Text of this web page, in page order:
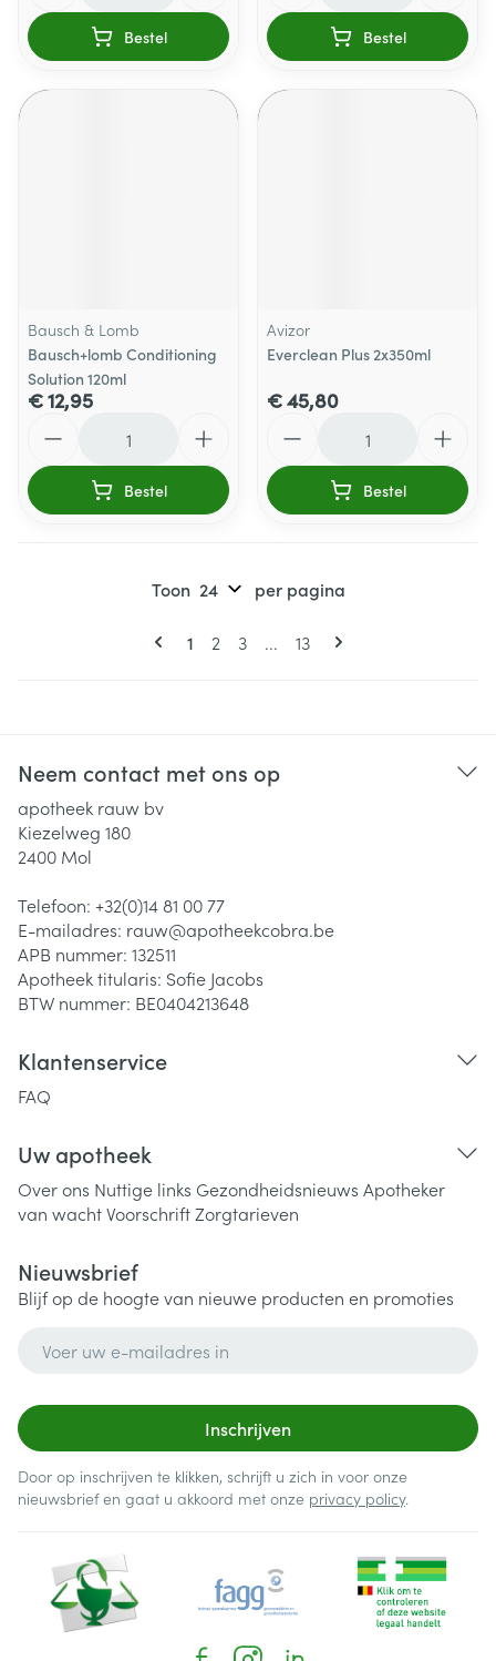
Bestel Bestel
Bausch & Lomb
Bausch+lomb Conditioning
Solution 120ml
€ 12,95
Bestel
Avizor
Everclean Plus 2x350ml
€ 45,80
Bestel
Pagina's
U lees momenteel pagina
1 Pagina
2 Pagina
3 ... Pagina
13
Toon per pagina
Neem contact met ons op
apotheek rauw bv
Kiezelweg 180
2400 Mol
Telefoon: +32(0)14 81 00 77
E-mailadres: rauw@apotheekcobra.be
APB nummer: 132511
Apotheek titularis: Sofie Jacobs
BTW nummer: BE0404213648
Klantenservice
FAQ
Uw apotheek
Over ons Nuttige links Gezondheidsnieuws Apotheker
van wachtVoorschriftZorgtarieven
Nieuwsbrief
Blijf op de hoogte van nieuwe producten en promoties
Inschrijven
Door op inschrijven te klikken, schrijft u zich in voor onze
nieuwsbrief en gaat u akkoord met onze privacy policy.